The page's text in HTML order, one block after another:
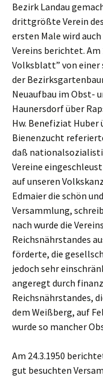
Bezirk Landau
drittgrößte Verein
ersten Male wird
Vereins berichtet. Am
Volksblatt” von einer
der
Neuaufbau im Obst-
Haunersdorf über
Hw. Benefiziat
Bienenzucht
daß
Vereine
auf unseren
Edmaier die schön
Versammlung,
nach wurde die
Reichsnährstandes
förderte, die
jedoch sehr
angeregt durch
Reichsnährstandes,
dem Weißberg, auf
wurde so mancher
Am 24.3.1950
gut besuchten